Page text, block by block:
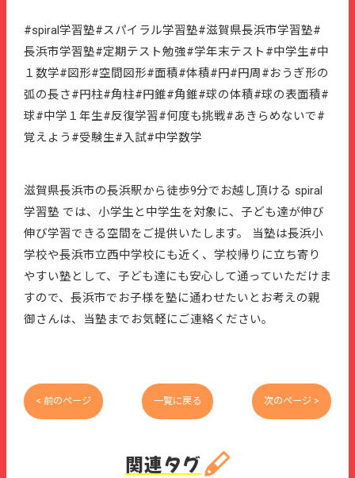
#spiral学習塾#スパイラル学習塾#滋賀県長浜市学習塾#
長浜市学習塾#定期テスト勉強#学年末テスト#中学生#中
１数学#図形#空間図形#面積#体積#円#円周#おうぎ形の
弧の長さ#円柱#角柱#円錐#角錐#球の体積#球の表面積#
球#中学１年生#反復学習#何度も挑戦#あきらめないで#
覚えよう#受験生#入試#中学数学
滋賀県長浜市の長浜駅から徒歩9分でお越し頂ける spiral
学習塾 では、小学生と中学生を対象に、子ども達が伸び
伸び学習できる空間をご提供いたします。 当塾は長浜小
学校や長浜市立西中学校にも近く、学校帰りに立ち寄り
やすい塾として、子ども達にも安心して通っていただけま
すので、長浜市でお子様を塾に通わせたいとお考えの親
御さんは、当塾までお気軽にご連絡ください。
< 前のページ 一覧に戻る 次のページ >
関連タグ